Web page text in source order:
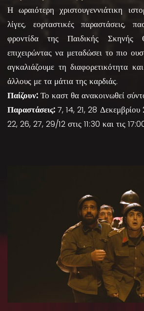
Η ωραιότερη χριστουγεννιάτικη
λίγες, εορταστικές παραστάσεις,
φροντίδα της Παιδικής Σκηνής
επιχειρώντας να μεταδώσει το πιο
αγκαλιάζουμε τη διαφορετικότητα
άλλους με τα μάτια της καρδιάς.
Παίζουν: Το καστ θα ανακοινωθεί
Παραστάσεις: 7, 14, 21, 28
22, 26, 27, 29/12 στις 11:30 και τις